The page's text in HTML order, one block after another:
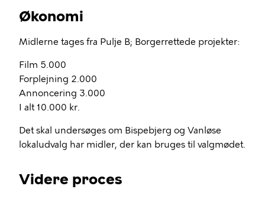
Økonomi
Midlerne tages fra Pulje B; Borgerrettede projekter:
Film 5.000
Forplejning 2.000
Annoncering 3.000
I alt 10.000 kr.
Det skal undersøges om Bispebjerg og Vanløse
lokaludvalg har midler, der kan bruges til valgmødet.
Videre proces